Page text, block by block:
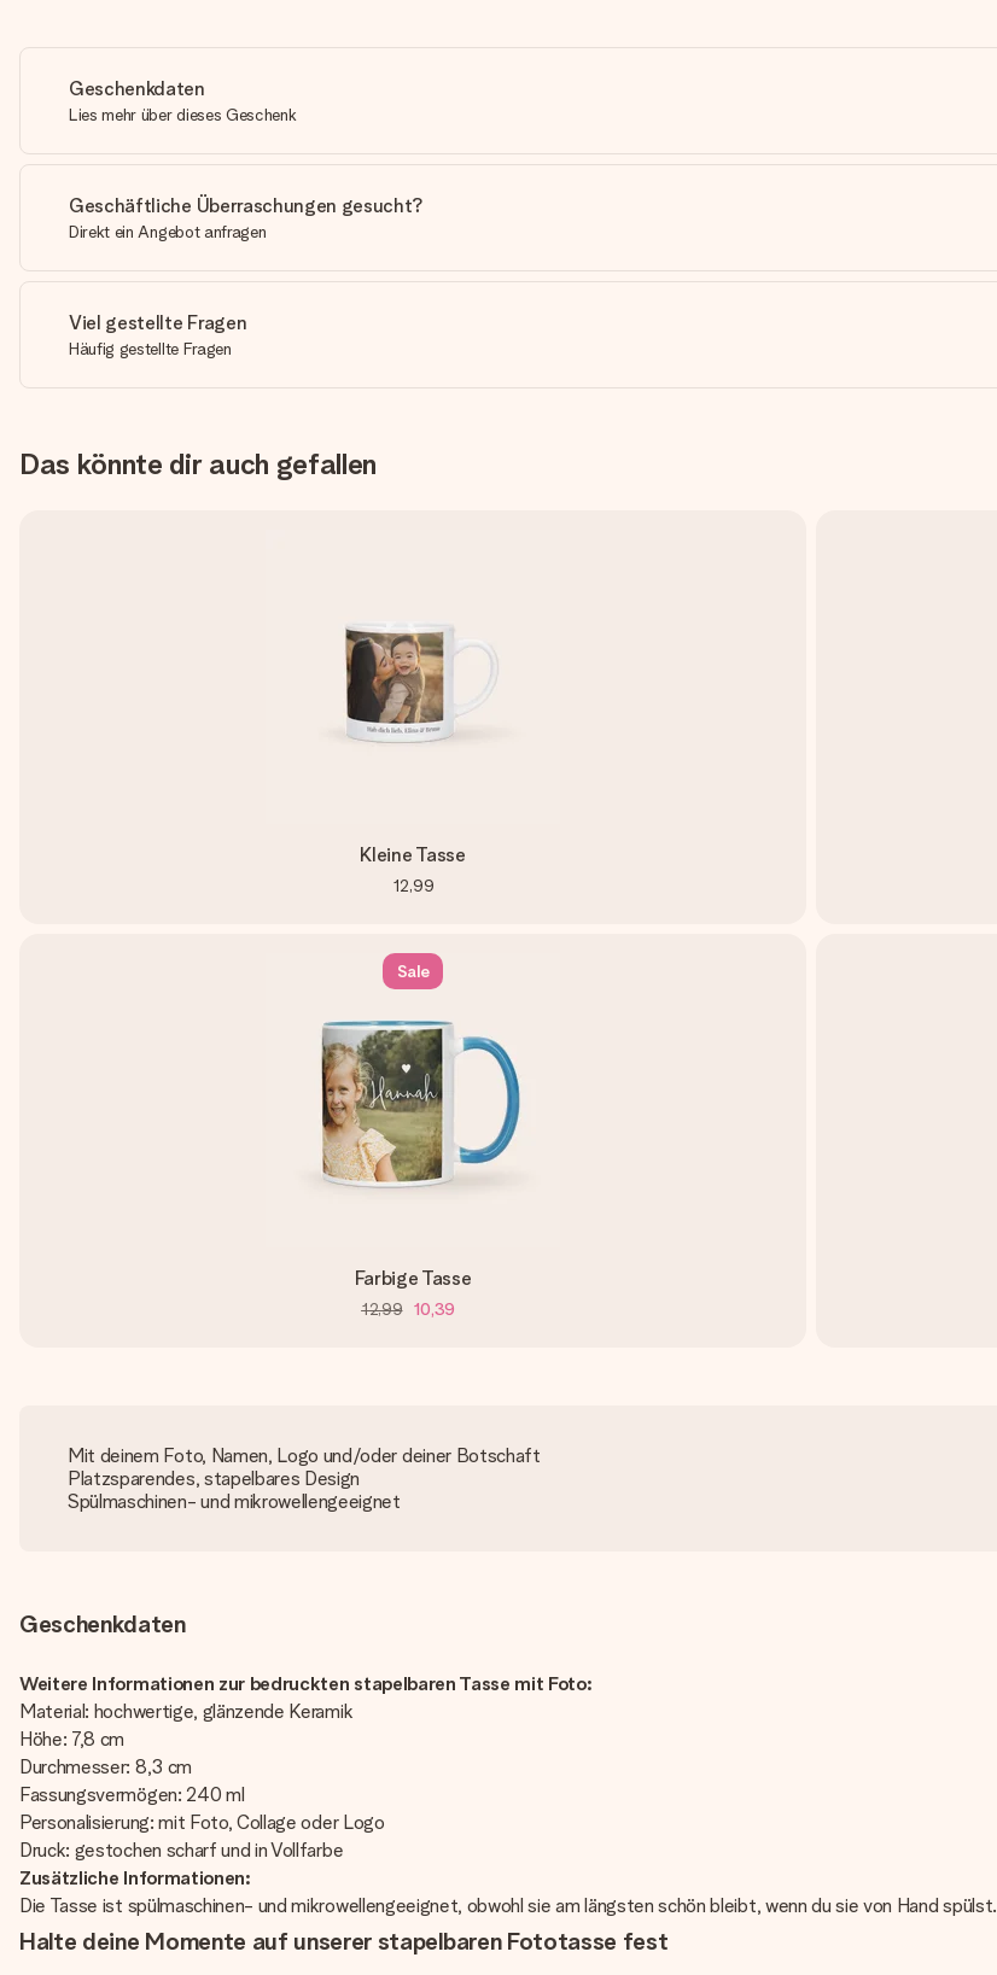
Geschenkdaten
Lies mehr über dieses Geschenk
Geschäftliche Überraschungen gesucht?
Direkt ein Angebot anfragen
Viel gestellte Fragen
Häufig gestellte Fragen
Das könnte dir auch gefallen
Kleine Tasse
12,99
Sale
Farbige Tasse
12,99 10,39
Mit deinem Foto, Namen, Logo und/oder deiner Botschaft
Platzsparendes, stapelbares Design
Spülmaschinen- und mikrowellengeeignet
Geschenkdaten
Weitere Informationen zur bedruckten stapelbaren Tasse mit Foto:
Material: hochwertige, glänzende Keramik
Höhe: 7,8 cm
Durchmesser: 8,3 cm
Fassungsvermögen: 240 ml
Personalisierung: mit Foto, Collage oder Logo
Druck: gestochen scharf und in Vollfarbe
Zusätzliche Informationen:
Die Tasse ist spülmaschinen- und mikrowellengeeignet, obwohl sie am längsten schön bleibt, wenn du sie von Hand spülst.
Halte deine Momente auf unserer stapelbaren Fototasse fest